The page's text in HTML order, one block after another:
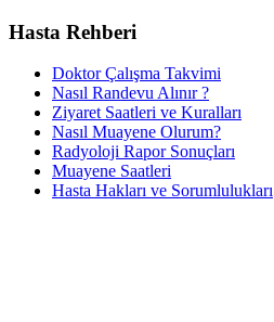
Hasta Rehberi
Doktor Çalışma Takvimi
Nasıl Randevu Alınır ?
Ziyaret Saatleri ve Kuralları
Nasıl Muayene Olurum?
Radyoloji Rapor Sonuçları
Muayene Saatleri
Hasta Hakları ve Sorumlulukları